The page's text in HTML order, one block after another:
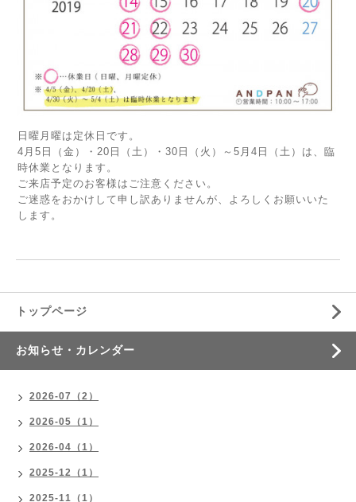
日曜月曜は定休日です。
4月5日（金）・20日（土）・30日（火）～5月4日（土）は、臨
時休業となります。
ご来店予定のお客様はご注意ください。
ご迷惑をおかけして申し訳ありませんが、よろしくお願いいた
します。
トップページ
お知らせ・カレンダー
2026-07（2）
2026-05（1）
2026-04（1）
2025-12（1）
2025-11（1）